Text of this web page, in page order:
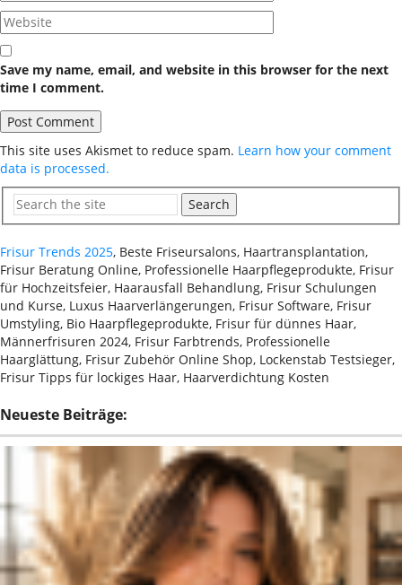
Save my name, email, and website in this browser for the next
time I comment.
This site uses Akismet to reduce spam. Learn how your comment
data is processed.
Search
Frisur Trends 2025, Beste Friseursalons, Haartransplantation,
Frisur Beratung Online, Professionelle Haarpflegeprodukte, Frisur
für Hochzeitsfeier, Haarausfall Behandlung, Frisur Schulungen
und Kurse, Luxus Haarverlängerungen, Frisur Software, Frisur
Umstyling, Bio Haarpflegeprodukte, Frisur für dünnes Haar,
Männerfrisuren 2024, Frisur Farbtrends, Professionelle
Haarglättung, Frisur Zubehör Online Shop, Lockenstab Testsieger,
Frisur Tipps für lockiges Haar, Haarverdichtung Kosten
Neueste Beiträge: